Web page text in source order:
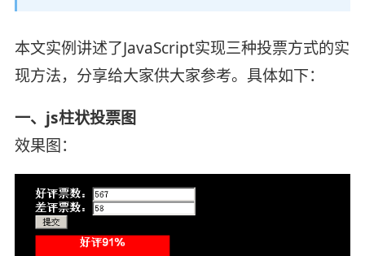
本文实例讲述了JavaScript实现三种投票方式的实
现方法，分享给大家供大家参考。具体如下：
一、js柱状投票图
效果图：